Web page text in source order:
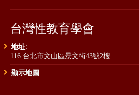
台灣性教育學會
地址:
116 台北市文山區景文街43號2樓
顯示地圖